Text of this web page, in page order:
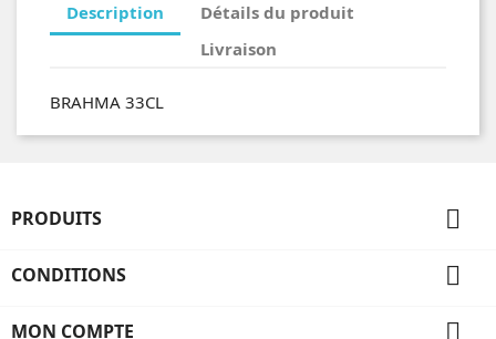
Description
Détails du produit
Livraison
BRAHMA 33CL
PRODUITS 
CONDITIONS 
MON COMPTE 